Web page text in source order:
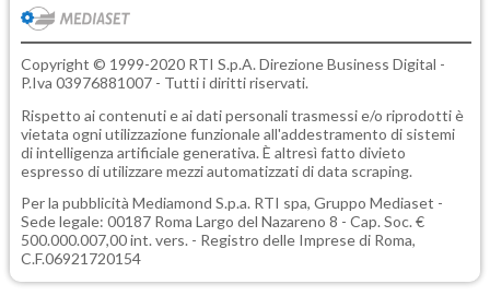
Copyright © 1999-2020 RTI S.p.A. Direzione Business Digital -
P.Iva 03976881007 - Tutti i diritti riservati.
Rispetto ai contenuti e ai dati personali trasmessi e/o riprodotti è
vietata ogni utilizzazione funzionale all'addestramento di sistemi
di intelligenza artificiale generativa. È altresì fatto divieto
espresso di utilizzare mezzi automatizzati di data scraping.
Per la pubblicità Mediamond S.p.a. RTI spa, Gruppo Mediaset -
Sede legale: 00187 Roma Largo del Nazareno 8 - Cap. Soc. €
500.000.007,00 int. vers. - Registro delle Imprese di Roma,
C.F.06921720154